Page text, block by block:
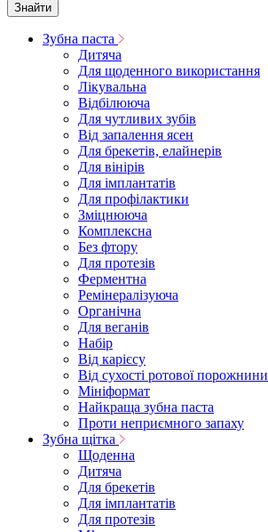
Знайти
Зубна паста
Дитяча
Для щоденного використання
Лікувальна
Відбілююча
Для чутливих зубів
Від запалення ясен
Для брекетів, елайнерів
Для вінірів
Для імплантатів
Для профілактики
Зміцнююча
Комплексна
Без фтору
Для протезів
Ферментна
Ремінералізуюча
Органічна
Для веганів
Набір
Від карієсу
Від сухості ротової порожнини
Мініформат
Найкраща зубна паста
Проти неприємного запаху
Зубна щітка
Щоденна
Дитяча
Для брекетів
Для імплантатів
Для протезів